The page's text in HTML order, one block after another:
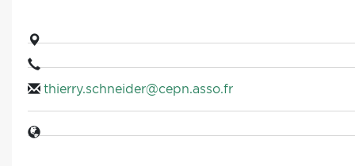
thierry.schneider@cepn.asso.fr